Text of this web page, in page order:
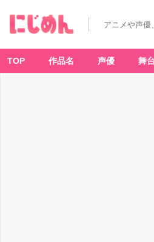
アニメや声優
TOP 作品名 声優 舞